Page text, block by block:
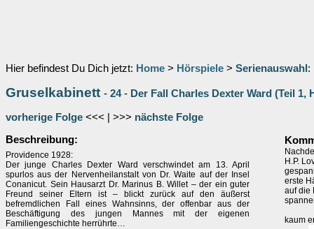
Hier befindest Du Dich jetzt: Home > Hörspiele > Serienauswahl :
Gruselkabinett - 24- Der Fall Charles Dexter Ward (Teil 1,
vorherige Folge <<< | >>> nächste Folge
Beschreibung:
Providence 1928:
Der junge Charles Dexter Ward verschwindet am 13. April
spurlos aus der Nervenheilanstalt von Dr. Waite auf der Insel
Conanicut. Sein Hausarzt Dr. Marinus B. Willet – der ein guter
Freund seiner Eltern ist – blickt zurück auf den äußerst
befremdlichen Fall eines Wahnsinns, der offenbar aus der
Beschäftigung des jungen Mannes mit der eigenen
Familiengeschichte herrührte…
H.P.
erste
auf die
kaum